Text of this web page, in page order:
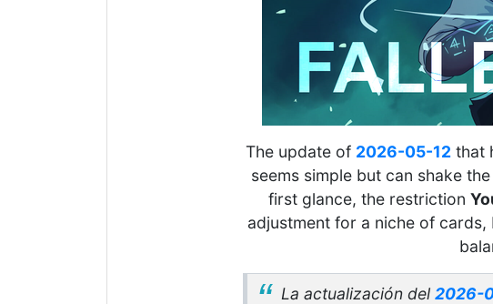
The update of 2026-05-12 that
seems simple but can shake
first glance, the restriction
adjustment for a niche of
La actualización del 2026-